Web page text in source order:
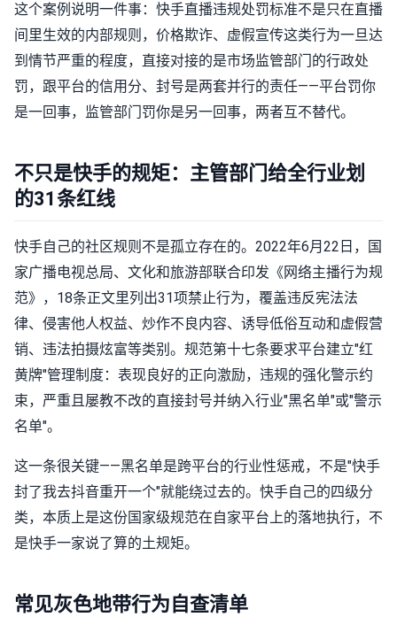
这个案例说明一件事：快手直播违规处罚标准不是只在直播
间里生效的内部规则，价格欺诈、虚假宣传这类行为一旦达
到情节严重的程度，直接对接的是市场监管部门的行政处
罚，跟平台的信用分、封号是两套并行的责任——平台罚你
是一回事，监管部门罚你是另一回事，两者互不替代。
不只是快手的规矩：主管部门给全行业划
的31条红线
快手自己的社区规则不是孤立存在的。2022年6月22日，国
家广播电视总局、文化和旅游部联合印发《网络主播行为规
范》，18条正文里列出31项禁止行为，覆盖违反宪法法
律、侵害他人权益、炒作不良内容、诱导低俗互动和虚假营
销、违法拍摄炫富等类别。规范第十七条要求平台建立"红
黄牌"管理制度：表现良好的正向激励，违规的强化警示约
束，严重且屡教不改的直接封号并纳入行业"黑名单"或"警示
名单"。
这一条很关键——黑名单是跨平台的行业性惩戒，不是"快手
封了我去抖音重开一个"就能绕过去的。快手自己的四级分
类，本质上是这份国家级规范在自家平台上的落地执行，不
是快手一家说了算的土规矩。
常见灰色地带行为自查清单